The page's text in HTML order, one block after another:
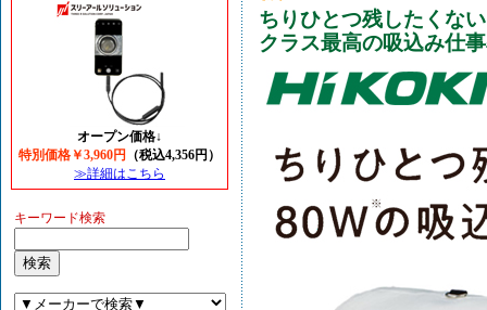
オープン価格↓
特別価格￥3,960円
（税込4,356円）
≫詳細はこちら
キーワード検索
ちりひとつ残したくな
クラス最高の吸込み仕